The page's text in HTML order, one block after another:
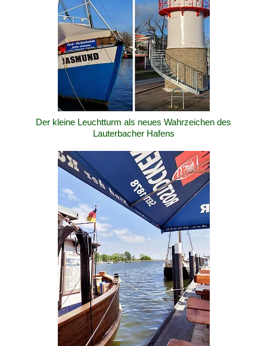
Der kleine Leuchtturm als neues Wahrzeichen des
Lauterbacher Hafens